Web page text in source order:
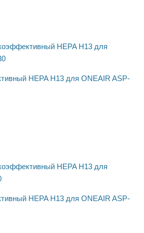
HEPA Н13 для ONEAIR ASP-
HEPA Н13 для ONEAIR ASP-